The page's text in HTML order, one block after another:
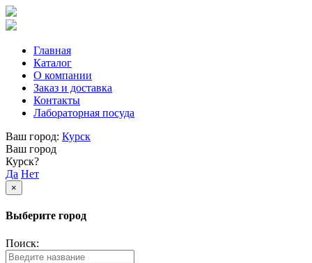
Главная
Каталог
О компании
Заказ и доставка
Контакты
Лабораторная посуда
Ваш город: Курск
Ваш город
Курск?
Да Нет
×
Выберите город
Поиск: